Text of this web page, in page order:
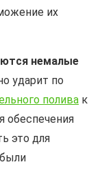
их
немалые
ударит по
полива к
обеспечения
это для